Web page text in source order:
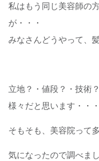
私はもう同じ美容師の
が・・・
みなさんどうやって、
立地？・値段？・技術
様々だと思います・・・
そもそも、美容院って
気になったので調べま